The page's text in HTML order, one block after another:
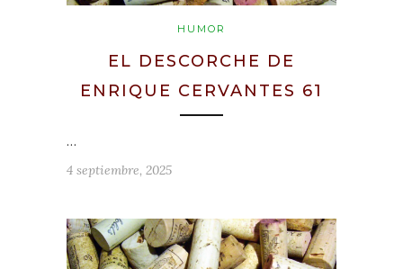
HUMOR
EL DESCORCHE DE
ENRIQUE CERVANTES 61
…
4 septiembre, 2025